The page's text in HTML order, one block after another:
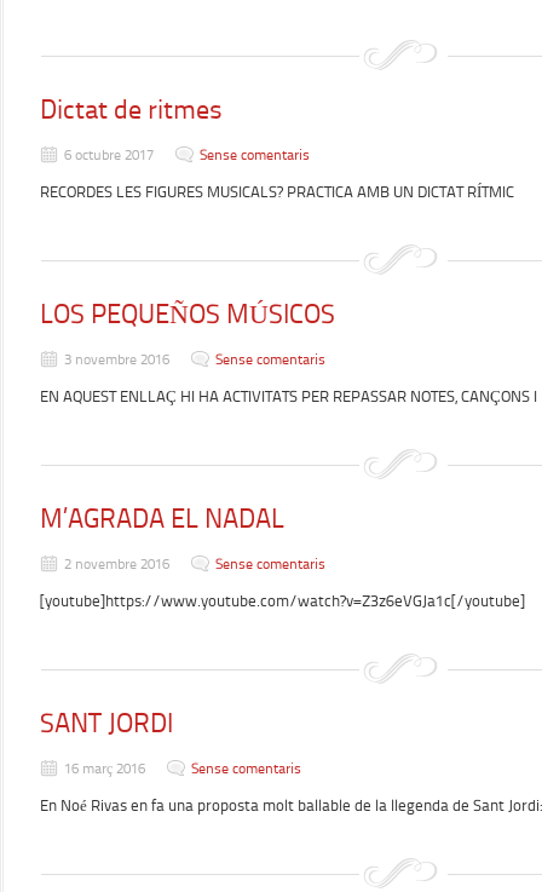
Dictat de ritmes
6 octubre 2017 Sense comentaris
RECORDES LES FIGURES MUSICALS? PRACTICA AMB UN DICTAT RÍTMIC
LOS PEQUEÑOS MÚSICOS
3 novembre 2016 Sense comentaris
EN AQUEST ENLLAÇ HI HA ACTIVITATS PER REPASSAR NOTES, CANÇONS
M’AGRADA EL NADAL
2 novembre 2016 Sense comentaris
[youtube]https://www.youtube.com/watch?v=Z3z6eVGJa1c[/youtube]
SANT JORDI
16 març 2016 Sense comentaris
En Noé Rivas en fa una proposta molt ballable de la llegenda de Sant